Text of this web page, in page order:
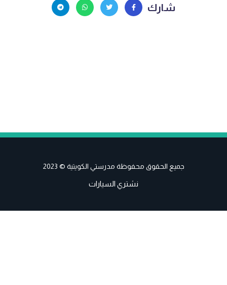
شارك
جميع الحقوق محفوظة مدرستي الكويتية © 2023
نشتري السيارات